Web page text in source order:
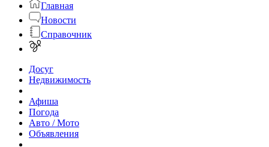
Главная
Новости
Справочник
Досуг
Недвижимость
Афиша
Погода
Авто / Мото
Объявления